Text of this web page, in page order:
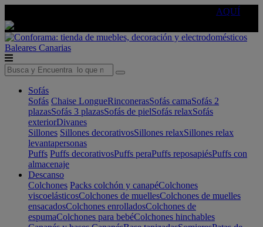
AQUÍ
Baleares Canarias
Sofás
Sofás Chaise LongueRinconerasSofás camaSofás 2
plazasSofás 3 plazasSofás de pielSofás relaxSofás
exteriorDivanes
Sillones Sillones decorativosSillones relaxSillones relax
levantapersonas
Puffs Puffs decorativosPuffs peraPuffs reposapiésPuffs con
almacenaje
Descanso
Colchones Packs colchón y canapéColchones
viscoelásticosColchones de muellesColchones de muelles
ensacadosColchones enrolladosColchones de
espumaColchones para bebéColchones hinchables